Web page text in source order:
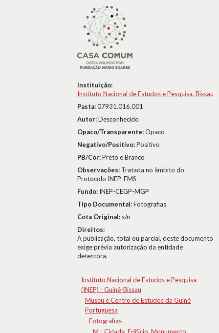
Instituição:
Instituto Nacional de Estudos e Pesquisa, Bissau
Pasta:07931.016.001
Autor:Desconhecido
Opaco/Transparente:Opaco
Negativo/Positivo:Positivo
PB/Cor:Preto e Branco
Observações: Tratada no âmbito do
Protocolo INEP-FMS
Fundo: INEP-CEGP-MGP
Tipo Documental:Fotografias
Cota Original: s/n
Direitos:
A publicação, total ou parcial, deste documento
exige prévia autorização da entidade
detentora.
Instituto Nacional de Estudos e Pesquisa
(INEP) - Guiné-Bissau
Museu e Centro de Estudos da Guiné
Portuguesa
Fotografias